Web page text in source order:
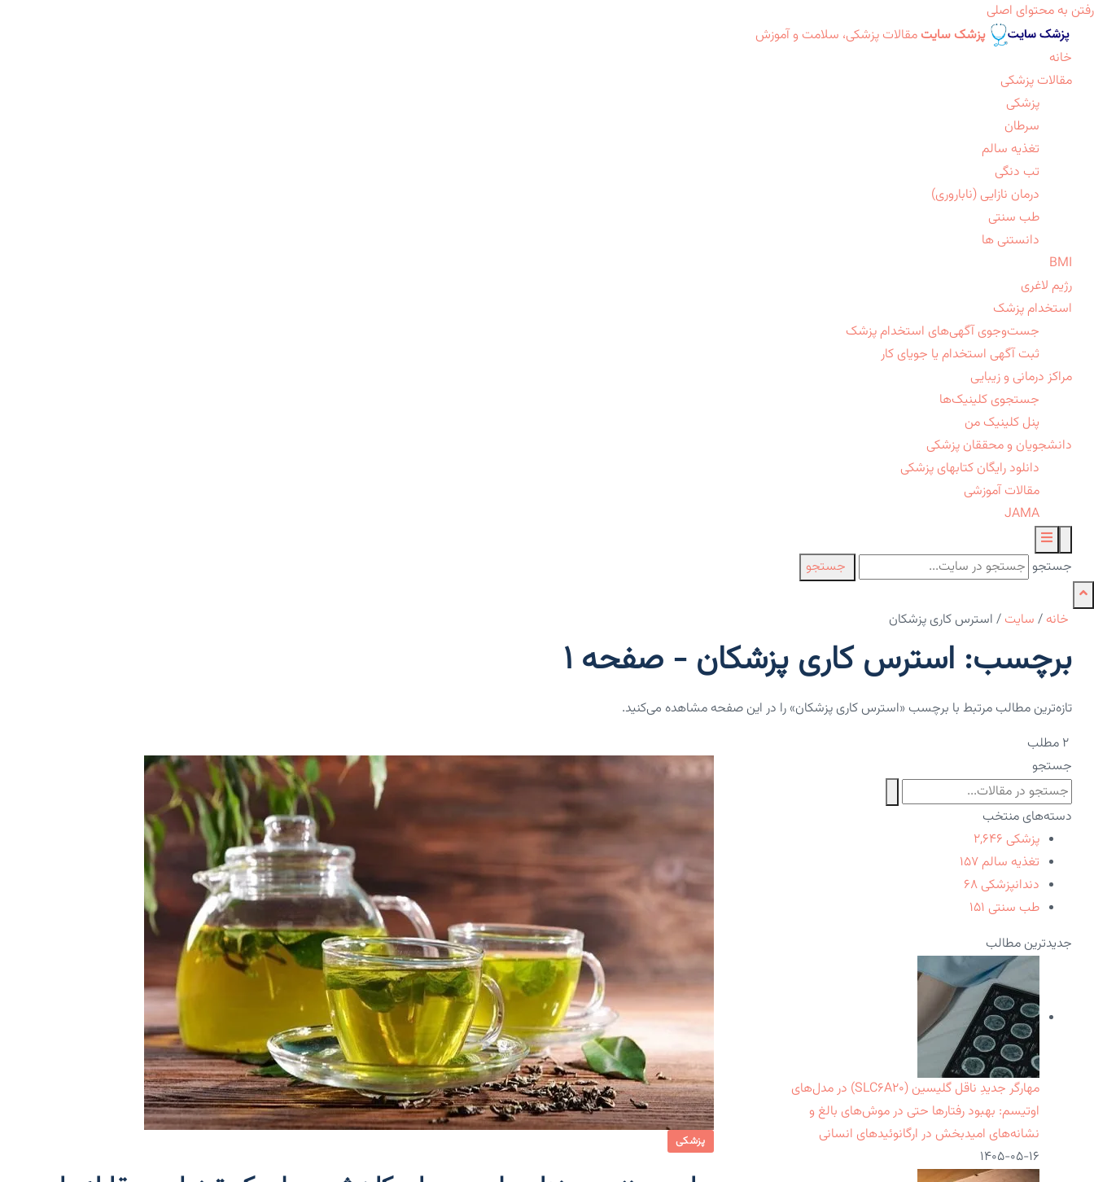
رفتن به محتوای اصلی
پزشک سایت مقالات پزشکی، سلامت و آموزش
خانه
مقالات پزشکی
پزشکی
سرطان
تغذیه سالم
تب دنگی
درمان نازایی (ناباروری)
طب سنتی
دانستنی ها
BMI
رژیم لاغری
استخدام پزشک
جست‌وجوی آگهی‌های استخدام پزشک
ثبت آگهی استخدام یا جویای کار
مراکز درمانی و زیبایی
جستجوی کلینیک‌ها
پنل کلینیک من
دانشجویان و محققان پزشکی
دانلود رایگان کتابهای پزشکی
مقالات آموزشی
JAMA
جستجو جستجو
خانه / سایت / استرس کاری پزشکان
برچسب: استرس کاری پزشکان - صفحه 1
تازه‌ترین مطالب مرتبط با برچسب «استرس کاری پزشکان» را در این صفحه مشاهده می‌کنید.
۲ مطلب
پزشکی
جستجو
دسته‌های منتخب
پزشکی ۲,۶۴۶
تغذیه سالم ۱۵۷
دندانپزشکی ۶۸
طب سنتی ۱۵۱
جدیدترین مطالب
مهارگر جدیدِ ناقل گلیسین (SLC۶A۲۰) در مدل‌های
اوتیسم: بهبود رفتارها حتی در موش‌های بالغ و
نشانه‌های امیدبخش در ارگانوئیدهای انسانی
۱۴۰۵-۰۵-۱۶